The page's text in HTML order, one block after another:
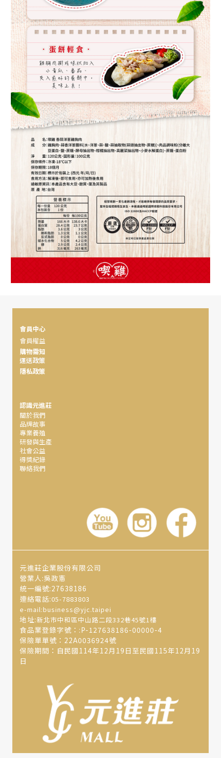
會員中心
會員權益
購物需知
運送政策
隱私政策
認識元進莊
關於我們
品牌故事
專業養殖
研發與生產
社會公益
得獎紀錄
聯絡我們
元進莊企業股份有限公司
營業人:吳政憲
統一編號:27638186
連絡電話:05-7883803
e-mail:business@yjc.taipei
地址:新北市中和區中山路二段332巷45號1樓
食品業登錄字號：:P-127638186-00000-4
保險單單號：22A0036924號
保險期間：自民國114年12月19日至民國115年12月19
日